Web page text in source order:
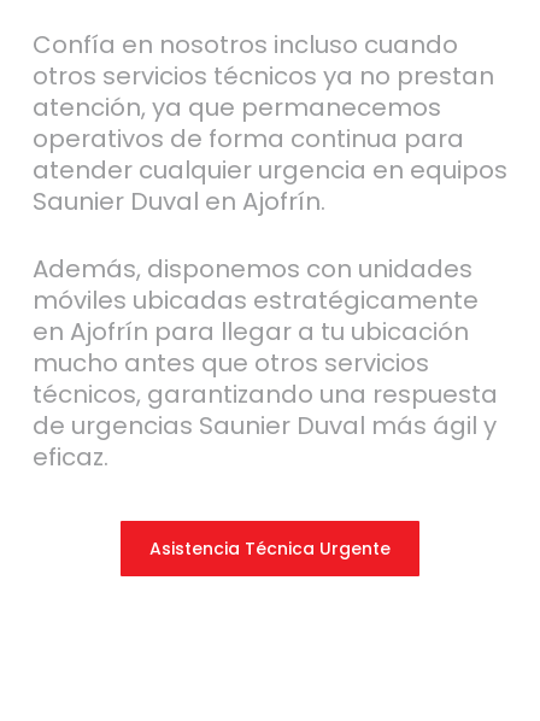
Confía en nosotros incluso cuando
otros servicios técnicos ya no prestan
atención, ya que permanecemos
operativos de forma continua para
atender cualquier urgencia en equipos
Saunier Duval en Ajofrín.
Además, disponemos con unidades
móviles ubicadas estratégicamente
en Ajofrín para llegar a tu ubicación
mucho antes que otros servicios
técnicos, garantizando una respuesta
de urgencias Saunier Duval más ágil y
eficaz.
Asistencia Técnica Urgente